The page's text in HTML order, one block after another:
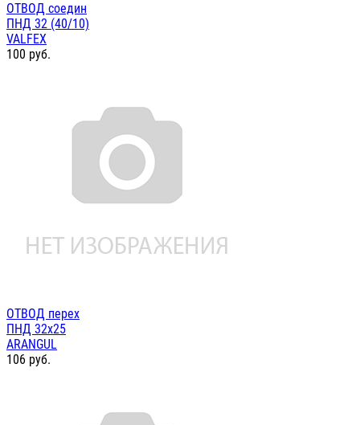
ОТВОД соедин
ПНД 32 (40/10)
VALFEX
100 руб.
ОТВОД перех
ПНД 32х25
ARANGUL
106 руб.